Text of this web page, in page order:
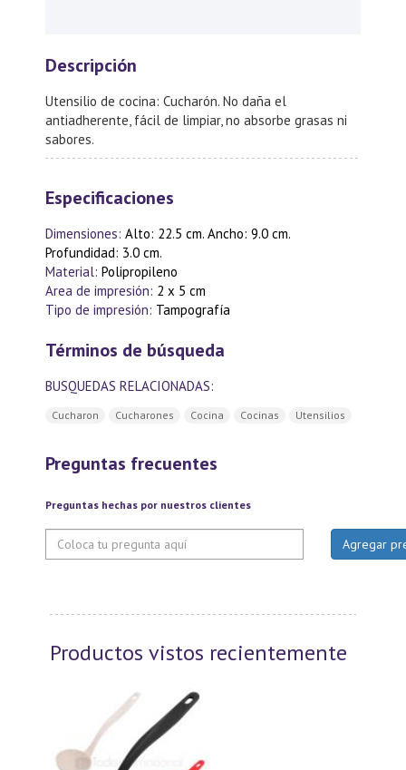
Descripción
Utensilio de cocina: Cucharón. No daña el
antiadherente, fácil de limpiar, no absorbe grasas ni
sabores.
Especificaciones
Dimensiones: Alto: 22.5 cm. Ancho: 9.0 cm.
Profundidad: 3.0 cm.
Material: Polipropileno
Area de impresión: 2 x 5 cm
Tipo de impresión: Tampografía
Términos de búsqueda
BUSQUEDAS RELACIONADAS:
Cucharon Cucharones Cocina Cocinas Utensilios
Preguntas frecuentes
Preguntas hechas por nuestros clientes
Productos vistos recientemente